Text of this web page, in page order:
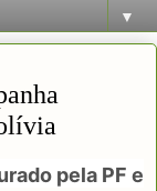
▼
pela PF e